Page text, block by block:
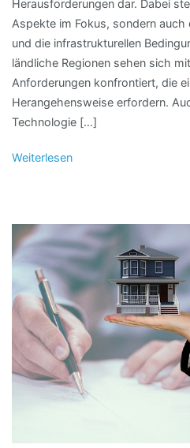
Herausforderungen dar. Dabei
Aspekte im Fokus, sondern
und die infrastrukturellen
ländliche Regionen sehen sich
Anforderungen konfrontiert, die
Herangehensweise erfordern.
Technologie […]
Weiterlesen